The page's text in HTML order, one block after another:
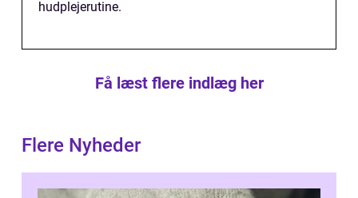
hudplejerutine.
Få læst flere indlæg her
Flere Nyheder